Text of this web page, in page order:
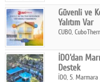
insanını,
anlatmaya
Güvenli ve
Yalıtım Var
CUBO,
ve sürdürülebilir
İDO'dan
Destek
İDO, 5.